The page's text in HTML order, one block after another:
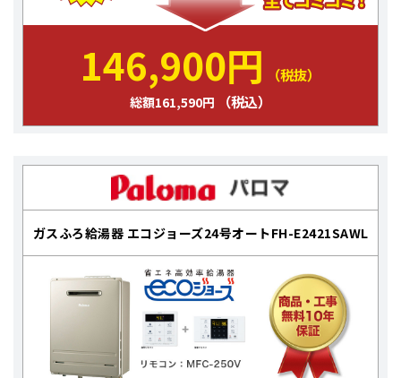
146,900円 （税抜）
総額161,590円 （税込）
ガスふろ給湯器 エコジョーズ24号オートFH-E2421SAWL